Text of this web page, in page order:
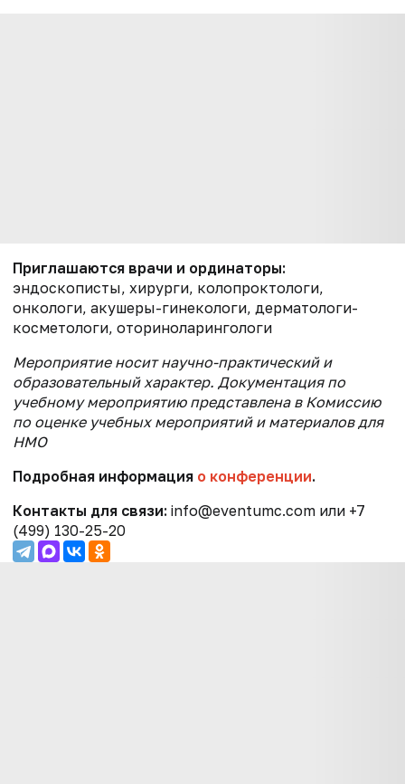
Приглашаются врачи и ординаторы:
эндоскописты, хирурги, колопроктологи,
онкологи, акушеры-гинекологи, дерматологи-
косметологи, оториноларингологи
Мероприятие носит научно-практический и
образовательный характер. Документация по
учебному мероприятию представлена в Комиссию
по оценке учебных мероприятий и материалов для
НМО
Подробная информация о конференции.
Контакты для связи: info@eventumc.com или +7
(499) 130-25-20